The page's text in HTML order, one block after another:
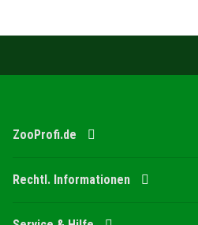
ZooProfi.de
Rechtl. Informationen